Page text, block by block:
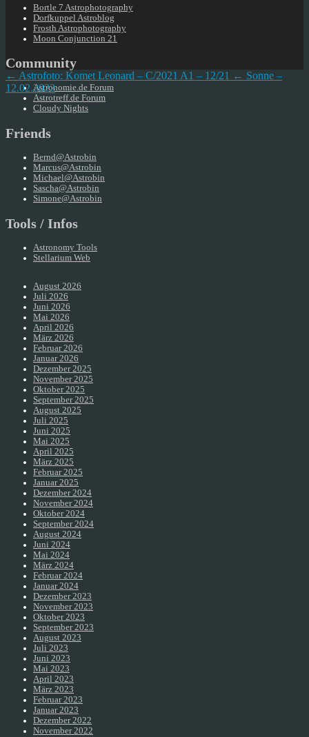
Bortle 7 Astrophotography
Dorfkuppel Astroblog
Frosth Astrophotography
Moon Conjunction 21
Community
Astronomie.de Forum
Astrotreff.de Forum
Cloudy Nights
Friends
Bernd@Astrobin
Marcus@Astrobin
Michael@Astrobin
Sascha@Astrobin
Simone@Astrobin
Tools / Infos
Astronomy Tools
Stellarium Web
August 2026
Juli 2026
Juni 2026
Mai 2026
April 2026
März 2026
Februar 2026
Januar 2026
Dezember 2025
November 2025
Oktober 2025
September 2025
August 2025
Juli 2025
Juni 2025
Mai 2025
April 2025
März 2025
Februar 2025
Januar 2025
Dezember 2024
November 2024
Oktober 2024
September 2024
August 2024
Juni 2024
Mai 2024
März 2024
Februar 2024
Januar 2024
Dezember 2023
November 2023
Oktober 2023
September 2023
August 2023
Juli 2023
Juni 2023
Mai 2023
April 2023
März 2023
Februar 2023
Januar 2023
Dezember 2022
November 2022
← Astrofoto: Komet Leonard – C/2021 A1 – 12/21 ← Sonne –
12.02.2022